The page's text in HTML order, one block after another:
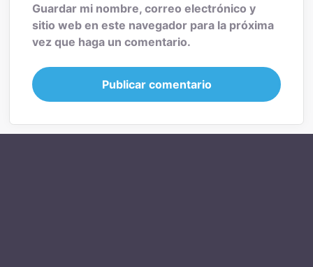
Guardar mi nombre, correo electrónico y
sitio web en este navegador para la próxima
vez que haga un comentario.